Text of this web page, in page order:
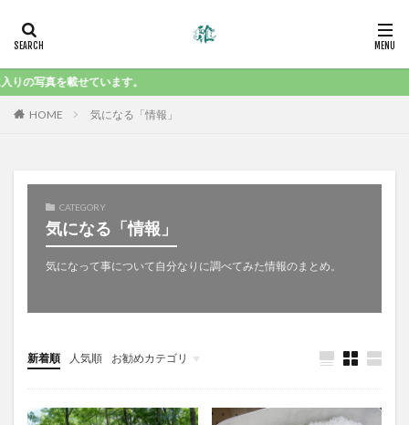
真を載せています。
HOME 気になる「情報」
CATEGORY
気になる「情報」
気になって事について自分なりに調べてみた情報のまとめ。
新着順 人気順 お勧めカテゴリ
気になる「食」